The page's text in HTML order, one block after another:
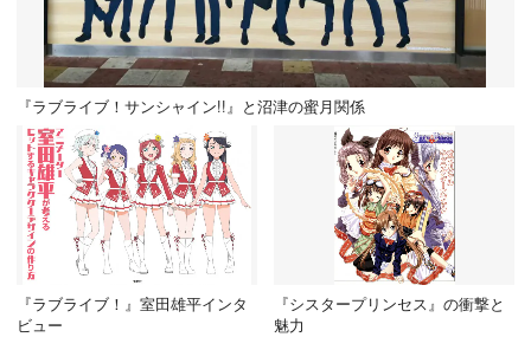
『ラブライブ！サンシャイン!!』と沼津の蜜月関係
『ラブライブ！』室田雄平インタ
ビュー
『シスタープリンセス』の衝撃と
魅力